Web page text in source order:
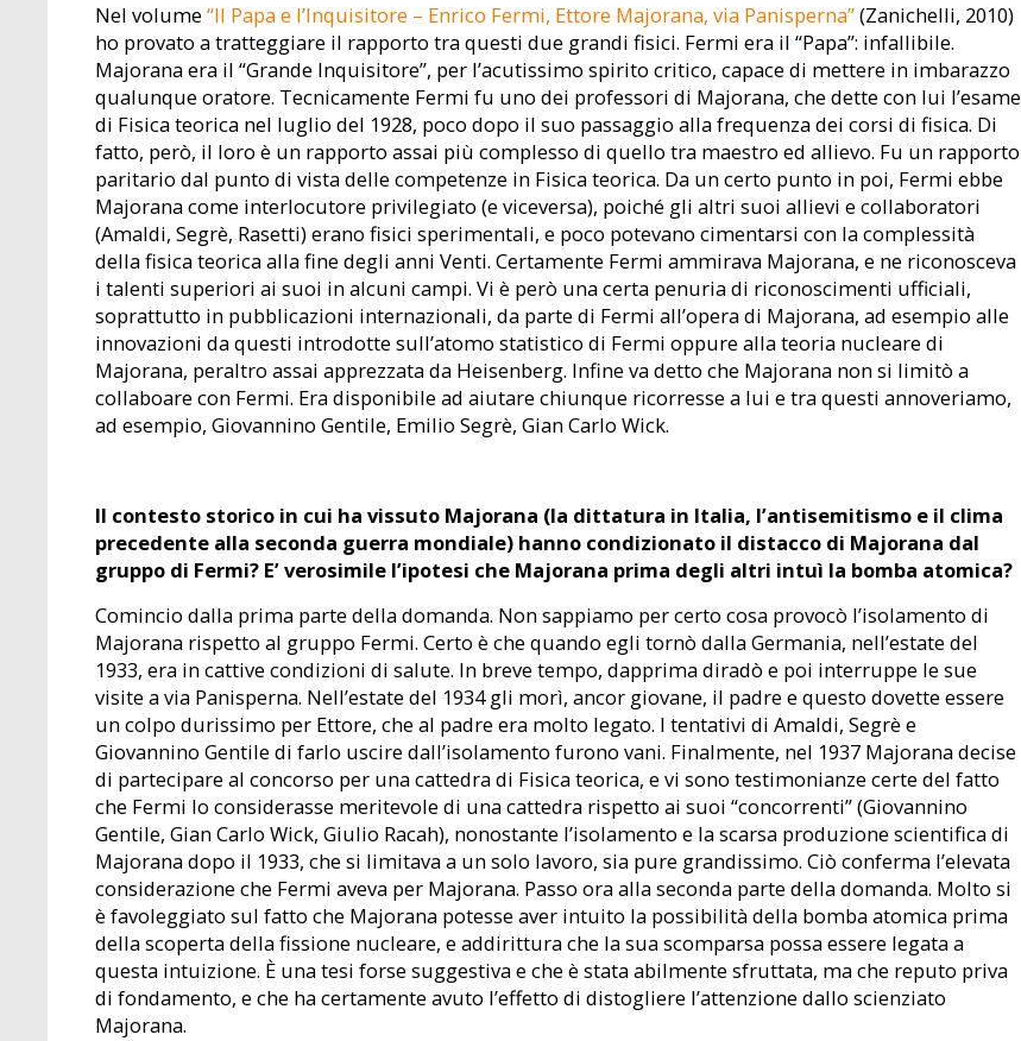
Nel volume “Il Papa e l’Inquisitore – Enrico Fermi, Ettore Majorana, via Panisperna”(Zanichelli, 2010)
ho provato a tratteggiare il rapporto tra questi due grandi fisici. Fermi era il “Papa”: infallibile.
Majorana era il “Grande Inquisitore”, per l’acutissimo spirito critico, capace di mettere in imbarazzo
qualunque oratore. Tecnicamente Fermi fu uno dei professori di Majorana, che dette con lui l’esame
di Fisica teorica nel luglio del 1928, poco dopo il suo passaggio alla frequenza dei corsi di fisica. Di
fatto, però, il loro è un rapporto assai più complesso di quello tra maestro ed allievo. Fu un rapporto
paritario dal punto di vista delle competenze in Fisica teorica. Da un certo punto in poi, Fermi ebbe
Majorana come interlocutore privilegiato (e viceversa), poiché gli altri suoi allievi e collaboratori
(Amaldi, Segrè, Rasetti) erano fisici sperimentali, e poco potevano cimentarsi con la complessità
della fisica teorica alla fine degli anni Venti. Certamente Fermi ammirava Majorana, e ne riconosceva
i talenti superiori ai suoi in alcuni campi. Vi è però una certa penuria di riconoscimenti ufficiali,
soprattutto in pubblicazioni internazionali, da parte di Fermi all’opera di Majorana, ad esempio alle
innovazioni da questi introdotte sull’atomo statistico di Fermi oppure alla teoria nucleare di
Majorana, peraltro assai apprezzata da Heisenberg. Infine va detto che Majorana non si limitò a
collaboare con Fermi. Era disponibile ad aiutare chiunque ricorresse a lui e tra questi annoveriamo,
ad esempio, Giovannino Gentile, Emilio Segrè, Gian Carlo Wick.
Il contesto storico in cui ha vissuto Majorana (la dittatura in Italia, l’antisemitismo e il clima
precedente alla seconda guerra mondiale) hanno condizionato il distacco di Majorana dal
gruppo di Fermi? E’ verosimile l’ipotesi che Majorana prima degli altri intuì la bomba atomica?
Comincio dalla prima parte della domanda. Non sappiamo per certo cosa provocò l’isolamento di
Majorana rispetto al gruppo Fermi. Certo è che quando egli tornò dalla Germania, nell’estate del
1933, era in cattive condizioni di salute. In breve tempo, dapprima diradò e poi interruppe le sue
visite a via Panisperna. Nell’estate del 1934 gli morì, ancor giovane, il padre e questo dovette essere
un colpo durissimo per Ettore, che al padre era molto legato. I tentativi di Amaldi, Segrè e
Giovannino Gentile di farlo uscire dall’isolamento furono vani. Finalmente, nel 1937 Majorana decise
di partecipare al concorso per una cattedra di Fisica teorica, e vi sono testimonianze certe del fatto
che Fermi lo considerasse meritevole di una cattedra rispetto ai suoi “concorrenti” (Giovannino
Gentile, Gian Carlo Wick, Giulio Racah), nonostante l’isolamento e la scarsa produzione scientifica di
Majorana dopo il 1933, che si limitava a un solo lavoro, sia pure grandissimo. Ciò conferma l’elevata
considerazione che Fermi aveva per Majorana. Passo ora alla seconda parte della domanda. Molto si
è favoleggiato sul fatto che Majorana potesse aver intuito la possibilità della bomba atomica prima
della scoperta della fissione nucleare, e addirittura che la sua scomparsa possa essere legata a
questa intuizione. È una tesi forse suggestiva e che è stata abilmente sfruttata, ma che reputo priva
di fondamento, e che ha certamente avuto l’effetto di distogliere l’attenzione dallo scienziato
Majorana.